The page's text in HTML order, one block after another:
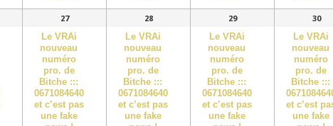
27
Le VRAi
nouveau
numéro
pro. de
Bitche :::
0671084640
et c’est pas
une fake
28
Le VRAi
nouveau
numéro
pro. de
Bitche :::
0671084640
et c’est pas
une fake
29
Le VRAi
nouveau
numéro
pro. de
Bitche :::
0671084640
et c’est pas
une fake
30
Le VRAi
nouveau
numéro
pro. de
Bitche :::
et c’est
une fake